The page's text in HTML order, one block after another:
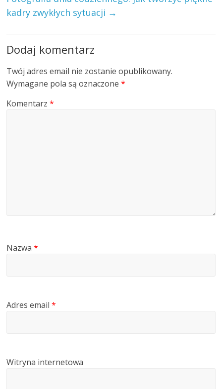
kadry zwykłych sytuacji →
Dodaj komentarz
Twój adres email nie zostanie opublikowany.
Wymagane pola są oznaczone*
Komentarz*
Nazwa*
Adres email*
Witryna internetowa